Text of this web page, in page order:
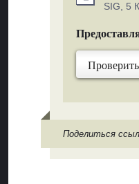
SIG, 5
Поделиться